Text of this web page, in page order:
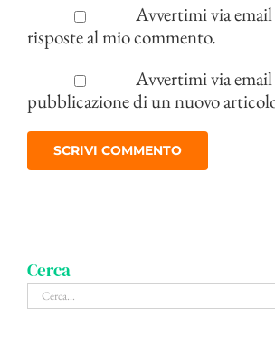
Avvertimi via
risposte al mio commento.
Avvertimi via email
pubblicazione di un nuovo
Cerca
Cerca
per: